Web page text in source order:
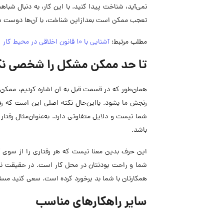
نمی‌آید، شناخت پیدا کنید. با این کار، به دنبال
تعجب ممکن است بعدازاین شناخت، با آن‌ها
مطلب مرتبط: آشنایی با 10 قانون اخلاقی در محیط کار
تا حد ممکن مشکل را شخصی
همان‌طور که در قسمت قبل به آن اشاره کردیم،
رنجش ما بشود. بااین‌حال نکته اصلی این است که
شما نیست و دلایل متفاوتی دارد. به‌عنوان‌مثال
باشد.
این حرف بدین معنا نیست که هر رفتاری را از
شما و راحت بودنتان در محل کار است. در حقیقت
همکارتان با شما بد برخورد کرده است. سعی کنید
سایر راهکارهای مناسب